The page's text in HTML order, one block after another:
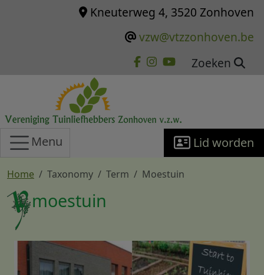
Overslaan en naar de inhoud gaanKneuterweg 4, 3520 Zonhoven
vzw@vtzzonhoven.be
Zoeken
Menu Lid worden
Home Taxonomy Term Moestuin
moestuin